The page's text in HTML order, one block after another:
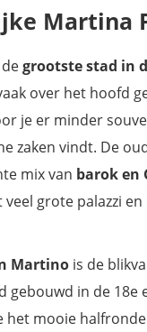
Martina
grootste stad in
over het hoofd
je er minder
zaken vindt. De
mix van barok en
veel grote palazzi en
Martino is de
gebouwd in de 18e
het mooie